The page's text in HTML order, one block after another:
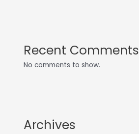
Recent Comments
No comments to show.
Archives